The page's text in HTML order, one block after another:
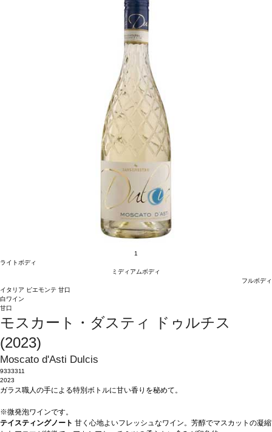
1
ライトボディ
ミディアムボディ
フルボディ
イタリア ピエモンテ 甘口
白ワイン
甘口
モスカート・ダスティ ドゥルチス
(2023)
Moscato d'Asti Dulcis
9333311
2023
ガラス職人の手による特別ボトルに甘い香りを秘めて。
※微発泡ワインです。
テイスティングノート 甘く心地よいフレッシュなワイン。芳醇でマスカットの凝縮